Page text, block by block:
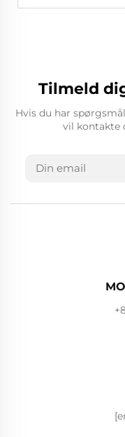
Tilmeld
Hvis du har
vil kontakte